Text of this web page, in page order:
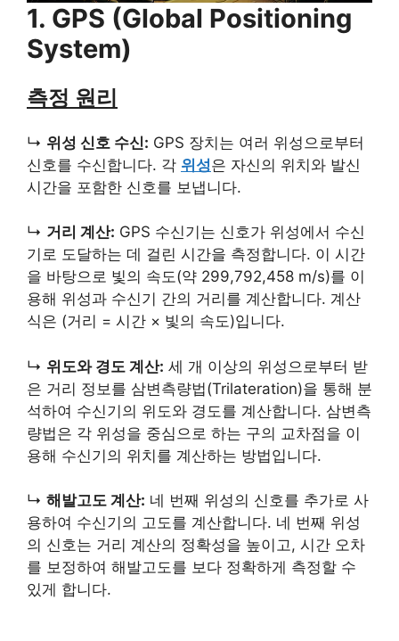
1. GPS (Global Positioning
System)
측정 원리
↳ 위성 신호 수신: GPS 장치는 여러 위성으로부터
신호를 수신합니다. 각 위성은 자신의 위치와 발신
시간을 포함한 신호를 보냅니다.
↳ 거리 계산: GPS 수신기는 신호가 위성에서 수신
기로 도달하는 데 걸린 시간을 측정합니다. 이 시간
을 바탕으로 빛의 속도(약 299,792,458 m/s)를 이
용해 위성과 수신기 간의 거리를 계산합니다. 계산
식은 (거리 = 시간 × 빛의 속도)입니다.
↳ 위도와 경도 계산: 세 개 이상의 위성으로부터 받
은 거리 정보를 삼변측량법(Trilateration)을 통해 분
석하여 수신기의 위도와 경도를 계산합니다. 삼변측
량법은 각 위성을 중심으로 하는 구의 교차점을 이
용해 수신기의 위치를 계산하는 방법입니다.
↳ 해발고도 계산: 네 번째 위성의 신호를 추가로 사
용하여 수신기의 고도를 계산합니다. 네 번째 위성
의 신호는 거리 계산의 정확성을 높이고, 시간 오차
를 보정하여 해발고도를 보다 정확하게 측정할 수
있게 합니다.